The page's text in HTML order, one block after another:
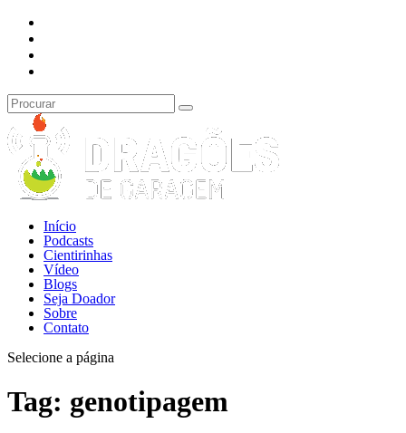
Início
Podcasts
Cientirinhas
Vídeo
Blogs
Seja Doador
Sobre
Contato
Selecione a página
Tag: genotipagem